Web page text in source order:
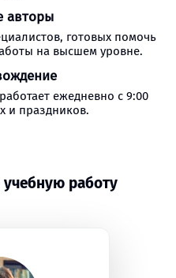
авторы
готовых помочь
на высшем уровне.
ежедневно с 9:00
и праздников.
работу